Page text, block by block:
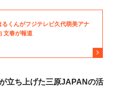
立ち上げた三原JAPANの活